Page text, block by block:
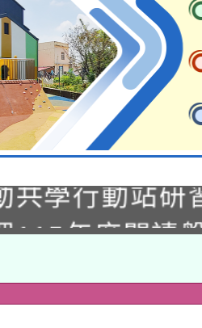
年度第2次
果公告(無人
共學行動站研
115年度閱讀
養講師名單